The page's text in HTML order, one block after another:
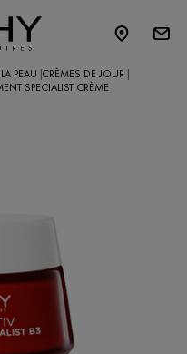
PEAU CRÈMES DE JOUR
SPECIALIST CRÈME